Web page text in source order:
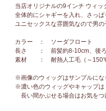
当店オリジナルの9インチ ウィッ
全体的にシャギーを入れ、さっぱ
ユニセックスな雰囲気なので男の
カラー ： ソーダフロート
長さ ： 前髪約8-10cm、後ろ
素材 ： 耐熱人工毛（～150℃
※画像のウィッグはサンプルにな
※濃い色のウィッグやキャップは
長い間かぶせる場合はお気をつ